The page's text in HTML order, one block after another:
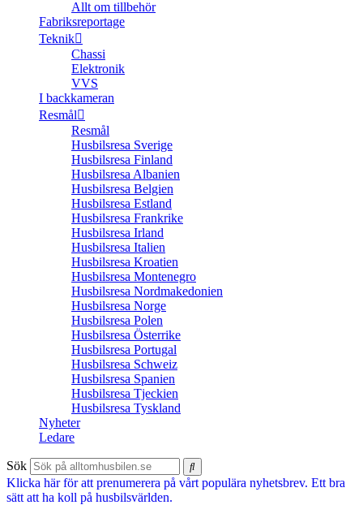
Allt om tillbehör
Fabriksreportage
Teknik
Chassi
Elektronik
VVS
I backkameran
Resmål
Resmål
Husbilsresa Sverige
Husbilsresa Finland
Husbilsresa Albanien
Husbilsresa Belgien
Husbilsresa Estland
Husbilsresa Frankrike
Husbilsresa Irland
Husbilsresa Italien
Husbilsresa Kroatien
Husbilsresa Montenegro
Husbilsresa Nordmakedonien
Husbilsresa Norge
Husbilsresa Polen
Husbilsresa Österrike
Husbilsresa Portugal
Husbilsresa Schweiz
Husbilsresa Spanien
Husbilsresa Tjeckien
Husbilsresa Tyskland
Nyheter
Ledare
Sök
Klicka här för att prenumerera på vårt populära nyhetsbrev. Ett bra
sätt att ha koll på husbilsvärlden.